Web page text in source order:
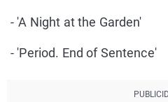
- 'A Night at the Garden'
- 'Period. End of Sentence'